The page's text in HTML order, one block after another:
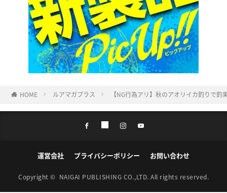
HOME ルアマガプラス 【NG行為アリ】秋のアオリイカ釣りで
運営会社 プライバシーポリシー お問い合わせ
Copyright © NAIGAI PUBLISHING CO.,LTD. All rights reserved.